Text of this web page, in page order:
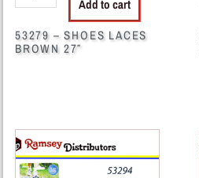
Add to cart
53279 – SHOES LACES
BROWN 27″
53294
-
916